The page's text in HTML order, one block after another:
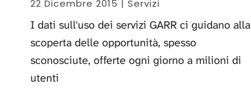
22 Dicembre 2015 | Servizi
I dati sull'uso dei servizi GARR ci guidano alla
scoperta delle opportunità, spesso
sconosciute, offerte ogni giorno a milioni di
utenti